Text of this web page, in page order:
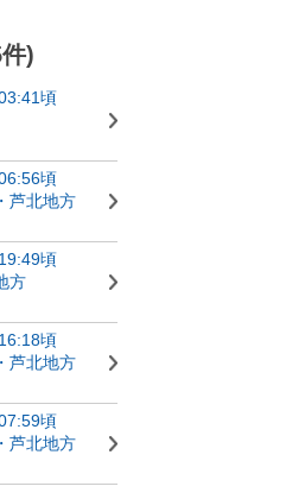
)
頃
頃
芦北地方
頃
方
頃
芦北地方
頃
芦北地方